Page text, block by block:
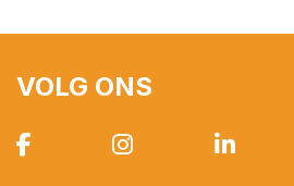
VOLG ONS
Koudekerke
Krabbendijke